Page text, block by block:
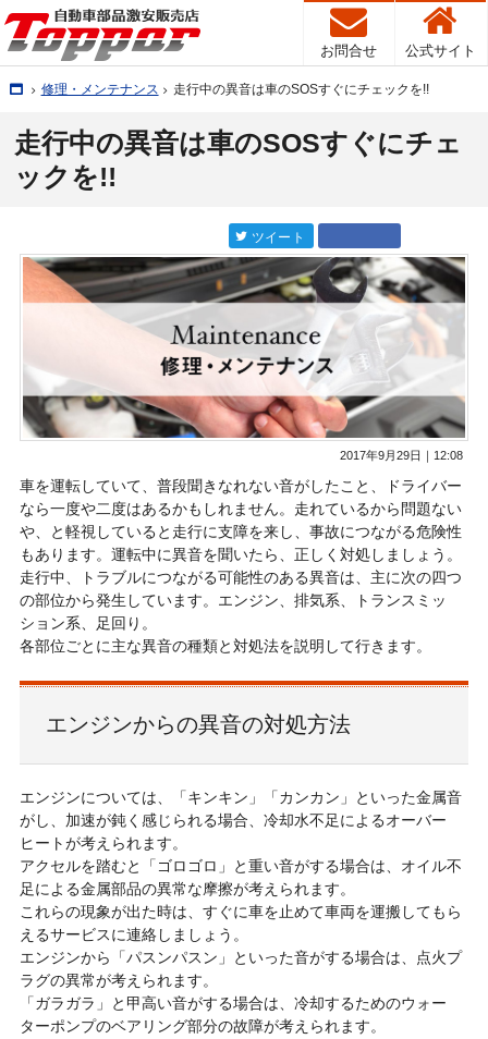
Home
修理・メンテナンス 走行中の異音は車のSOSすぐにチェックを!!
走行中の異音は車のSOSすぐにチェ
ックを!!
entry518
ツイート
2017年9月29日｜12:08
車を運転していて、普段聞きなれない音がしたこと、ドライバー
なら一度や二度はあるかもしれません。走れているから問題ない
や、と軽視していると走行に支障を来し、事故につながる危険性
もあります。運転中に異音を聞いたら、正しく対処しましょう。
走行中、トラブルにつながる可能性のある異音は、主に次の四つ
の部位から発生しています。エンジン、排気系、トランスミッ
ション系、足回り。
各部位ごとに主な異音の種類と対処法を説明して行きます。
エンジンからの異音の対処方法
エンジンについては、「キンキン」「カンカン」といった金属音
がし、加速が鈍く感じられる場合、冷却水不足によるオーバー
ヒートが考えられます。
アクセルを踏むと「ゴロゴロ」と重い音がする場合は、オイル不
足による金属部品の異常な摩擦が考えられます。
これらの現象が出た時は、すぐに車を止めて車両を運搬してもら
えるサービスに連絡しましょう。
エンジンから「パスンパスン」といった音がする場合は、点火プ
ラグの異常が考えられます。
「ガラガラ」と甲高い音がする場合は、冷却するためのウォー
ターポンプのベアリング部分の故障が考えられます。
お問合せ 公式サイト